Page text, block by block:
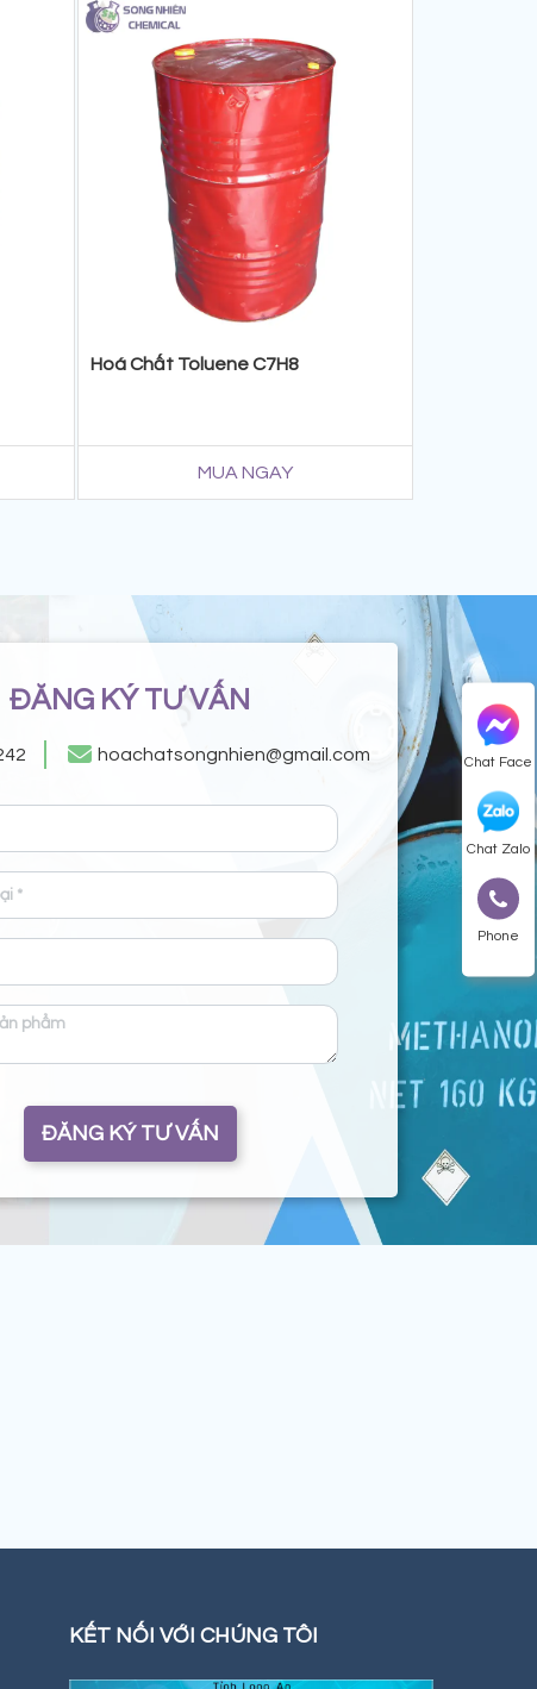
Chat Face
Chat Zalo
Phone
Hoá Chất Toluene C7H8
MUA NGAY
ĐĂNG KÝ TƯ VẤN
hoachatsongnhien@gmail.com
ĐĂNG KÝ TƯ VẤN
KẾT NỐI VỚI CHÚNG TÔI